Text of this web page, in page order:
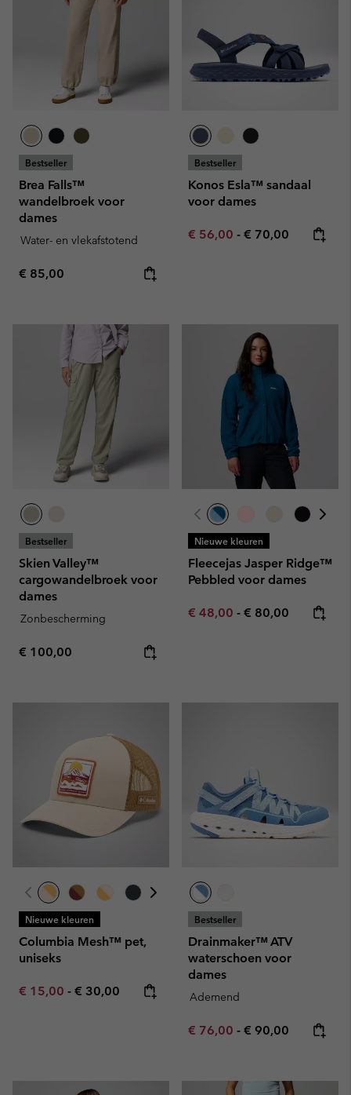
Bestseller
Brea Falls™
wandelbroek voor
dames
Water- en vlekafstotend
Regular price:
€ 85,00
Bestseller
Konos Esla™ sandaal
voor dames
Minimum sale price:
€ 56,00 - Maximum price:
€ 70,00
Bestseller
Skien Valley™
cargowandelbroek voor
dames
Zonbescherming
Regular price:
€ 100,00
Nieuwe kleuren
Fleecejas Jasper Ridge™
Pebbled voor dames
Minimum sale price:
€ 48,00 - Maximum price:
€ 80,00
Nieuwe kleuren
Columbia Mesh™ pet,
uniseks
Minimum sale price:
€ 15,00 - Maximum price:
€ 30,00
Bestseller
Drainmaker™ ATV
waterschoen voor
dames
Ademend
Minimum sale price:
€ 76,00 - Maximum price:
€ 90,00